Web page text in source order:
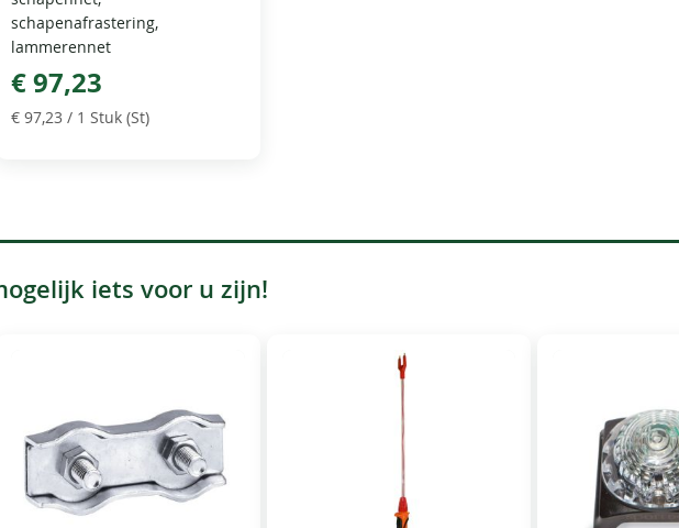
schapenafrastering,
lammerennet
€ 97,23
€ 97,23 / 1 Stuk (St)
iets voor u zijn!